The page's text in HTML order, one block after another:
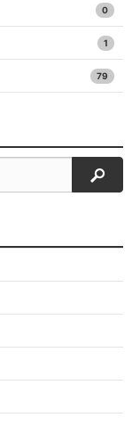
0
1
79
検索